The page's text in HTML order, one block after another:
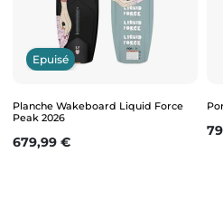
Epuisé
Planche Wakeboard Liquid Force
Peak 2026
Prix
679,99 €